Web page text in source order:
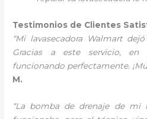
Testimonios de Clientes
“Mi lavasecadora Walmart
Gracias a este servicio, en
funcionando perfectamente.
M.
“La bomba de drenaje de mi